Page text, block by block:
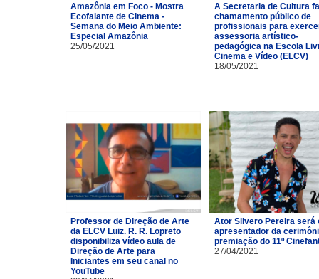
Amazônia em Foco - Mostra
Ecofalante de Cinema -
Semana do Meio Ambiente:
Especial Amazônia
25/05/2021
A Secretaria de Cultura
chamamento público de
profissionais para
assessoria artístico-
pedagógica na Escola
Cinema e Vídeo (ELCV)
18/05/2021
Professor de Direção de Arte
da ELCV Luiz. R. R. Lopreto
disponibiliza vídeo aula de
Direção de Arte para
Iniciantes em seu canal no
YouTube
Ator Silvero Pereira será
apresentador da
premiação do 11º
27/04/2021